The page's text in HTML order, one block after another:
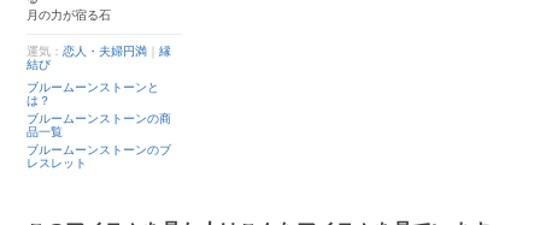
月の力が宿る石
運気：恋人・夫婦円満 ｜縁
結び
ブルームーンストーンと
は？
ブルームーンストーンの商
品一覧
ブルームーンストーンのブ
レスレット